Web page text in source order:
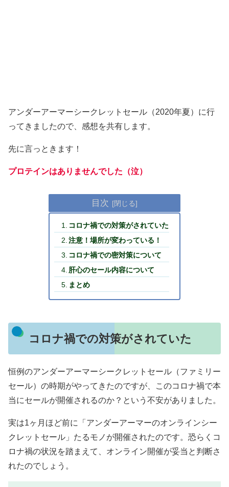
アンダーアーマーシークレットセール（2020年夏）に行
ってきましたので、感想を共有します。
先に言っときます！
プロテインはありませんでした （泣）
目次
コロナ禍での対策がされていた
注意！場所が変わっている！
コロナ禍での密対策について
肝心のセール内容について
まとめ
コロナ禍での対策がされていた
恒例のアンダーアーマーシークレットセール（ファミリー
セール）の時期がやってきたのですが、このコロナ禍で本
当にセールが開催されるのか？という不安がありました。
実は1ヶ月ほど前に「アンダーアーマーのオンラインシー
クレットセール」たるモノが開催されたのです。恐らくコ
ロナ禍の状況を踏まえて、オンライン開催が妥当と判断さ
れたのでしょう。